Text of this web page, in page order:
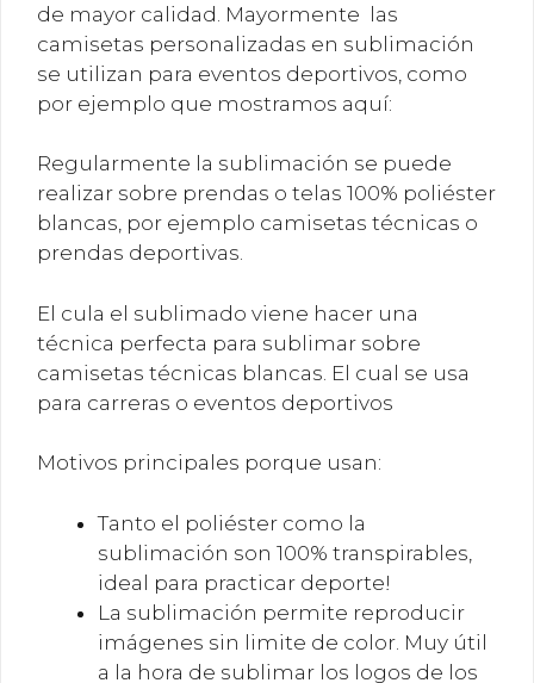
de mayor calidad. Mayormente las
camisetas personalizadas en sublimación
se utilizan para eventos deportivos, como
por ejemplo que mostramos aquí:
Regularmente la sublimación se puede
realizar sobre prendas o telas 100% poliéster
blancas, por ejemplo camisetas técnicas o
prendas deportivas.
El cula el sublimado viene hacer una
técnica perfecta para sublimar sobre
camisetas técnicas blancas. El cual se usa
para carreras o eventos deportivos
Motivos principales porque usan:
Tanto el poliéster como la
sublimación son 100% transpirables,
ideal para practicar deporte!
La sublimación permite reproducir
imágenes sin limite de color. Muy útil
a la hora de sublimar los logos de los